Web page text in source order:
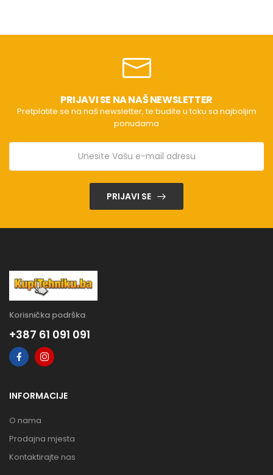
PRIJAVI SE NA NAŠ NEWSLETTER
Pretplatite se na naš newsletter, te budite u toku sa najboljim
ponudama
PRIJAVI SE
Korisnička podrška
+387 61 091 091
INFORMACIJE
O nama
Prodajna mjesta
Kontaktirajte nas